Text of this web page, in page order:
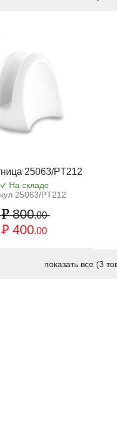
25063/PT212
На складе
25063/PT212
800.00
400.00
показать все (3